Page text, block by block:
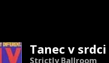
Tanec v srdci
Strictly Ballroom